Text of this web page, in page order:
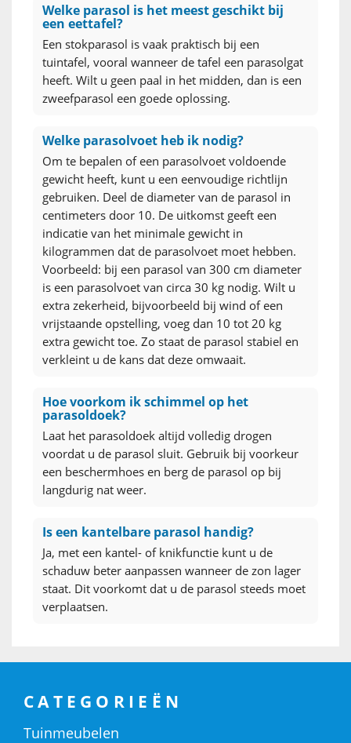
Welke parasol is het meest geschikt bij
een eettafel?
Een stokparasol is vaak praktisch bij een
tuintafel, vooral wanneer de tafel een parasolgat
heeft. Wilt u geen paal in het midden, dan is een
zweefparasol een goede oplossing.
Welke parasolvoet heb ik nodig?
Om te bepalen of een parasolvoet voldoende
gewicht heeft, kunt u een eenvoudige richtlijn
gebruiken. Deel de diameter van de parasol in
centimeters door 10. De uitkomst geeft een
indicatie van het minimale gewicht in
kilogrammen dat de parasolvoet moet hebben.
Voorbeeld: bij een parasol van 300 cm diameter
is een parasolvoet van circa 30 kg nodig. Wilt u
extra zekerheid, bijvoorbeeld bij wind of een
vrijstaande opstelling, voeg dan 10 tot 20 kg
extra gewicht toe. Zo staat de parasol stabiel en
verkleint u de kans dat deze omwaait.
Hoe voorkom ik schimmel op het
parasoldoek?
Laat het parasoldoek altijd volledig drogen
voordat u de parasol sluit. Gebruik bij voorkeur
een beschermhoes en berg de parasol op bij
langdurig nat weer.
Is een kantelbare parasol handig?
Ja, met een kantel- of knikfunctie kunt u de
schaduw beter aanpassen wanneer de zon lager
staat. Dit voorkomt dat u de parasol steeds moet
verplaatsen.
CATEGORIEËN
Tuinmeubelen